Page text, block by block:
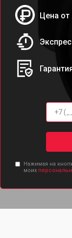
Цена от
Нажимая на
моих